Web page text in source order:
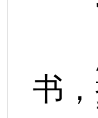
应
书